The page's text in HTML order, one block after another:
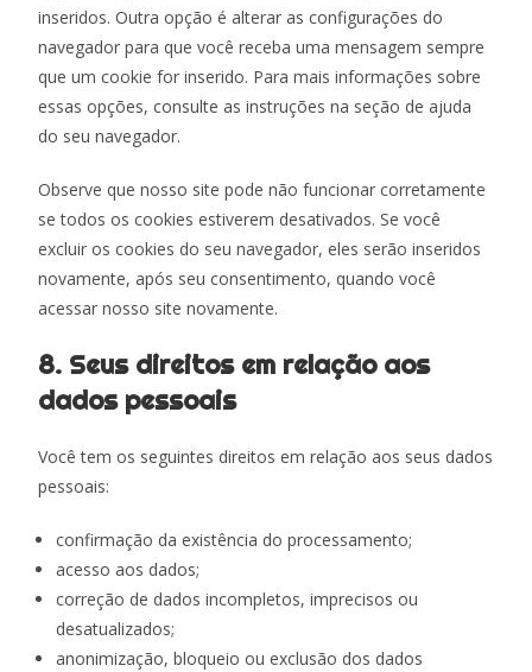
inseridos. Outra opção é alterar as configurações do
navegador para que você receba uma mensagem sempre
que um cookie for inserido. Para mais informações sobre
essas opções, consulte as instruções na seção de ajuda
do seu navegador.
Observe que nosso site pode não funcionar corretamente
se todos os cookies estiverem desativados. Se você
excluir os cookies do seu navegador, eles serão inseridos
novamente, após seu consentimento, quando você
acessar nosso site novamente.
8. Seus direitos em relação aos
dados pessoais
Você tem os seguintes direitos em relação aos seus dados
pessoais:
confirmação da existência do processamento;
acesso aos dados;
correção de dados incompletos, imprecisos ou
desatualizados;
anonimização, bloqueio ou exclusão dos dados